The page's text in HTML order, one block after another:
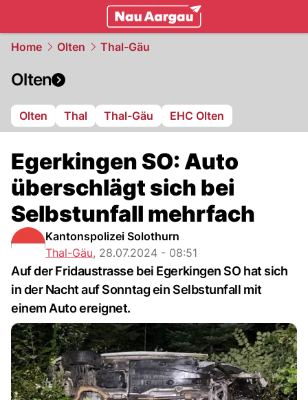
Home Olten Thal-Gäu
Olten
Olten Thal Thal-Gäu EHC Olten
Egerkingen SO: Auto
überschlägt sich bei
Selbstunfall mehrfach
Kantonspolizei Solothurn
Thal-Gäu, 28.07.2024 - 08:51
Auf der Fridaustrasse bei Egerkingen SO hat sich
in der Nacht auf Sonntag ein Selbstunfall mit
einem Auto ereignet.